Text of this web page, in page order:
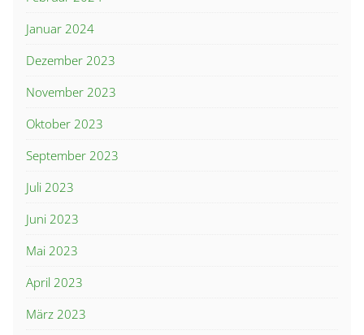
Januar 2024
Dezember 2023
November 2023
Oktober 2023
September 2023
Juli 2023
Juni 2023
Mai 2023
April 2023
März 2023